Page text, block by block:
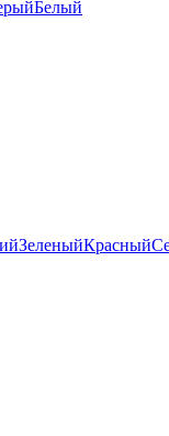
Белый
ЗеленыйКрасный